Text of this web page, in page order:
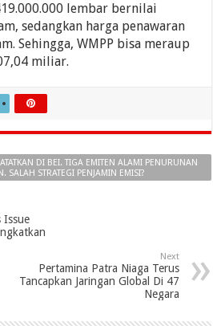
lembar bernilai
sedangkan harga penawaran
Sehingga, WMPP bisa meraup
miliar.
DI BEI. TIGA EMITEN ALAMI PENURUNAN
SALAH STRATEGI PENJAMIN EMISI?
Issue
Next
Pertamina Patra Niaga Terus
Tancapkan Jaringan Global Di 47
Negara